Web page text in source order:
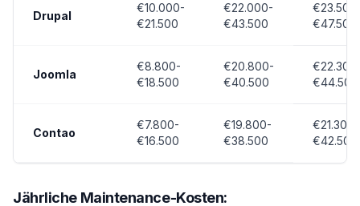
Drupal
€10.000-
€21.500
€22.000-
€43.500
€47.500
Joomla
€8.800-
€18.500
€20.800-
€40.500
€44.500
Contao
€7.800-
€16.500
€19.800-
€38.500
€21.300-
€42.500
Jährliche Maintenance-Kosten: